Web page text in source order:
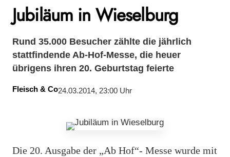
Jubiläum in Wieselburg
Rund 35.000 Besucher zählte die jährlich
stattfindende Ab-Hof-Messe, die heuer
übrigens ihren 20. Geburtstag feierte
Fleisch & Co24.03.2014, 23:00 Uhr
Die 20. Ausgabe der „Ab Hof“- Messe wurde mit